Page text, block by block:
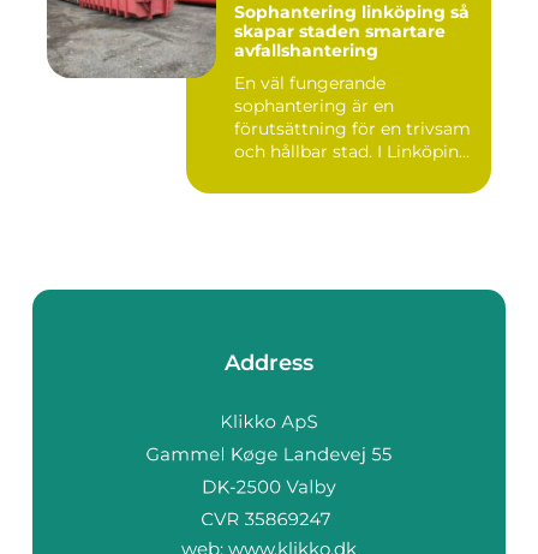
Sophantering linköping så
skapar staden smartare
avfallshantering
En väl fungerande
sophantering är en
förutsättning för en trivsam
och hållbar stad. I Linköping
Address
web: www.klikko.dk